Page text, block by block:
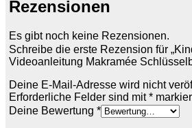
Rezensionen
Es gibt noch keine Rezensionen.
Schreibe die erste Rezension für
Videoanleitung Makramée
Deine E-Mail-Adresse wird nicht
Erforderliche Felder sind mit*
Deine Bewertung *